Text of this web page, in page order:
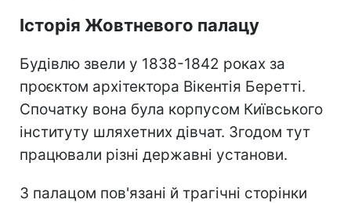
Історія Жовтневого палацу
Будівлю звели у 1838-1842 роках за
проєктом архітектора Вікентія Беретті.
Спочатку вона була корпусом Київського
інституту шляхетних дівчат. Згодом тут
працювали різні державні установи.
З палацом пов'язані й трагічні сторінки